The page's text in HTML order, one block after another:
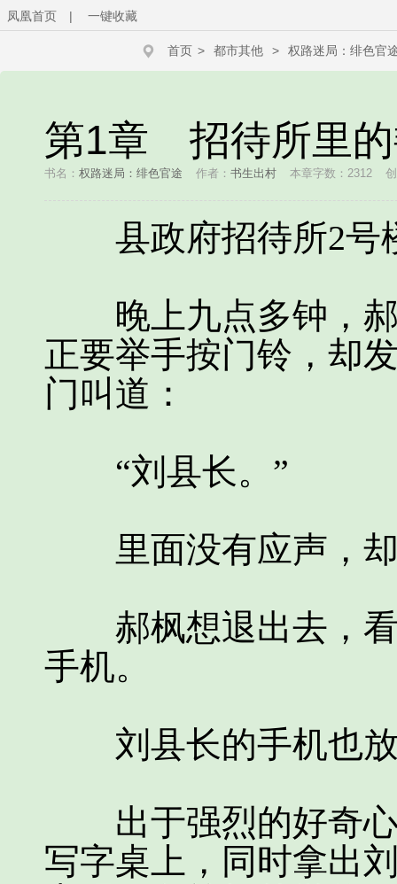
凤凰首页 | 一键收藏
首页 > 都市其他 > 权路迷局：绯色官
第1章 招待所里
书名： 权路迷局：绯色官途 作者： 书生出村 本章字数：2312
县政府招待所2号
晚上九点多钟，郝
正要举手按门铃，却
门叫道：
“刘县长。”
里面没有应声，却
郝枫想退出去，看
手机。
刘县长的手机也放
出于强烈的好奇心
写字桌上，同时拿出